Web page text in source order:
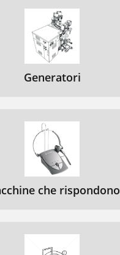
Generatori
che rispondono